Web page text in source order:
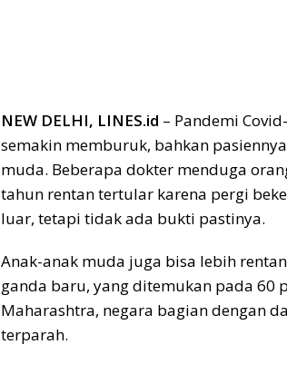
NEW DELHI, LINES.id – Pandemi
semakin memburuk, bahkan
muda. Beberapa dokter menduga
tahun rentan tertular karena pergi
luar, tetapi tidak ada bukti pastinya.
Anak-anak muda juga bisa lebih
ganda baru, yang ditemukan pada 60
Maharashtra, negara bagian dengan
terparah.